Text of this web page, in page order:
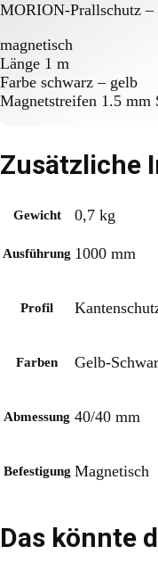
MORION-Prallschutz
magnetisch
Länge 1 m
Farbe schwarz – gelb
Magnetstreifen 1.5 mm
Zusätzliche
Gewicht 0,7 kg
Ausführung 1000 mm
Profil
Farben Gelb-
Abmessung 40/40 mm
Befestigung Magnetisch
Das könnte